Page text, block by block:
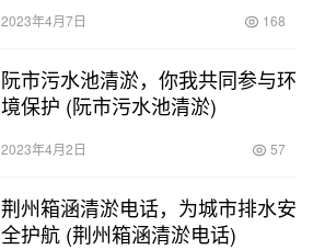
2023年4月7日 168
阮市污水池清淤，你我共同参与环
境保护 (阮市污水池清淤)
2023年4月2日 57
荆州箱涵清淤电话，为城市排水安
全护航 (荆州箱涵清淤电话)